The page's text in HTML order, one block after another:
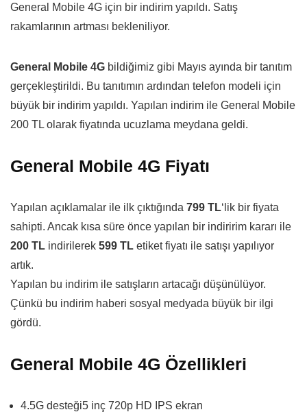
General Mobile 4G için bir indirim yapıldı. Satış
rakamlarının artması bekleniliyor.
General Mobile 4G bildiğimiz gibi Mayıs ayında bir tanıtım
gerçekleştirildi. Bu tanıtımın ardından telefon modeli için
büyük bir indirim yapıldı. Yapılan indirim ile General Mobile
200 TL olarak fiyatında ucuzlama meydana geldi.
General Mobile 4G Fiyatı
Yapılan açıklamalar ile ilk çıktığında 799 TL‘lik bir fiyata
sahipti. Ancak kısa süre önce yapılan bir indiririm kararı ile
200 TL indirilerek 599 TL etiket fiyatı ile satışı yapılıyor
artık.
Yapılan bu indirim ile satışların artacağı düşünülüyor.
Çünkü bu indirim haberi sosyal medyada büyük bir ilgi
gördü.
General Mobile 4G Özellikleri
4.5G desteği5 inç 720p HD IPS ekran